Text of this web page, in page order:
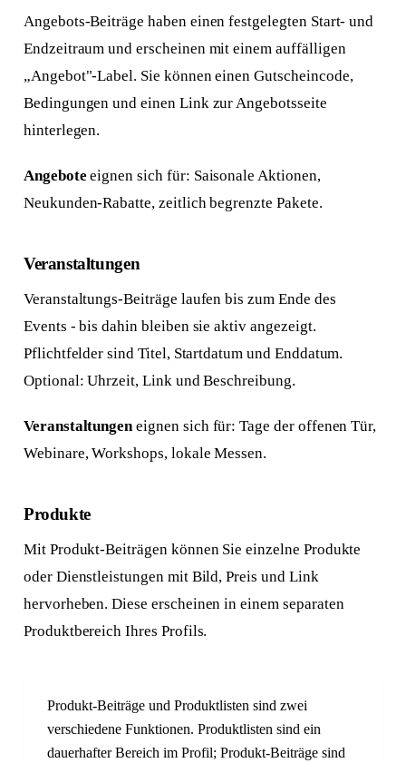
Angebots-Beiträge haben einen festgelegten Start- und
Endzeitraum und erscheinen mit einem auffälligen
„Angebot"-Label. Sie können einen Gutscheincode,
Bedingungen und einen Link zur Angebotsseite
hinterlegen.
Angebote eignen sich für: Saisonale Aktionen,
Neukunden-Rabatte, zeitlich begrenzte Pakete.
Veranstaltungen
Veranstaltungs-Beiträge laufen bis zum Ende des
Events - bis dahin bleiben sie aktiv angezeigt.
Pflichtfelder sind Titel, Startdatum und Enddatum.
Optional: Uhrzeit, Link und Beschreibung.
Veranstaltungeneignen sich für: Tage der offenen Tür,
Webinare, Workshops, lokale Messen.
Produkte
Mit Produkt-Beiträgen können Sie einzelne Produkte
oder Dienstleistungen mit Bild, Preis und Link
hervorheben. Diese erscheinen in einem separaten
Produktbereich Ihres Profils.
Produkt-Beiträge und Produktlisten sind zwei
verschiedene Funktionen. Produktlisten sind ein
dauerhafter Bereich im Profil; Produkt-Beiträge sind